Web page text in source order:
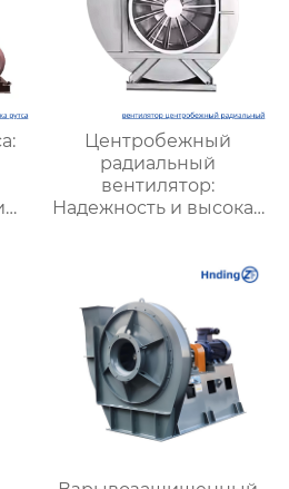
Центробежный
радиальный
вентилятор:
Надежность и высокая
вентиляции и
охлаждения